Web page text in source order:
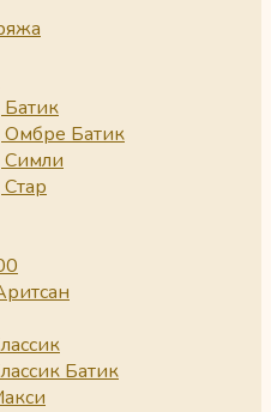
Омбре Батик
Симли
Батик